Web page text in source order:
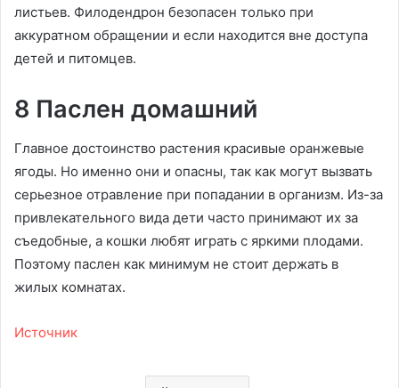
листьев. Филодендрон безопасен только при
аккуратном обращении и если находится вне доступа
детей и питомцев.
8 Паслен домашний
Главное достоинство растения красивые оранжевые
ягоды. Но именно они и опасны, так как могут вызвать
серьезное отравление при попадании в организм. Из-за
привлекательного вида дети часто принимают их за
съедобные, а кошки любят играть с яркими плодами.
Поэтому паслен как минимум не стоит держать в
жилых комнатах.
Источник